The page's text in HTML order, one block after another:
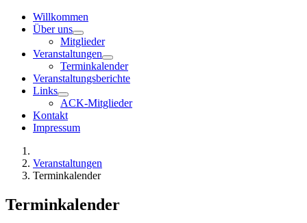
Willkommen
Über uns
Mitglieder
Veranstaltungen
Terminkalender
Veranstaltungsberichte
Links
ACK-Mitglieder
Kontakt
Impressum
Veranstaltungen
Terminkalender
Terminkalender